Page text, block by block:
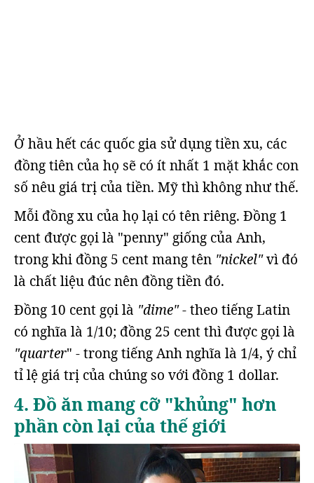
Ở hầu hết các quốc gia sử dụng tiền xu, các
đồng tiên của họ sẽ có ít nhất 1 mặt khắc con
số nêu giá trị của tiền. Mỹ thì không như thế.
Mỗi đồng xu của họ lại có tên riêng. Đồng 1
cent được gọi là "penny" giống của Anh,
trong khi đồng 5 cent mang tên "nickel"vì đó
là chất liệu đúc nên đồng tiền đó.
Đồng 10 cent gọi là "dime"- theo tiếng Latin
có nghĩa là 1/10; đồng 25 cent thì được gọi là
"quarter" - trong tiếng Anh nghĩa là 1/4, ý chỉ
tỉ lệ giá trị của chúng so với đồng 1 dollar.
4. Đồ ăn mang cỡ "khủng" hơn
phần còn lại của thế giới